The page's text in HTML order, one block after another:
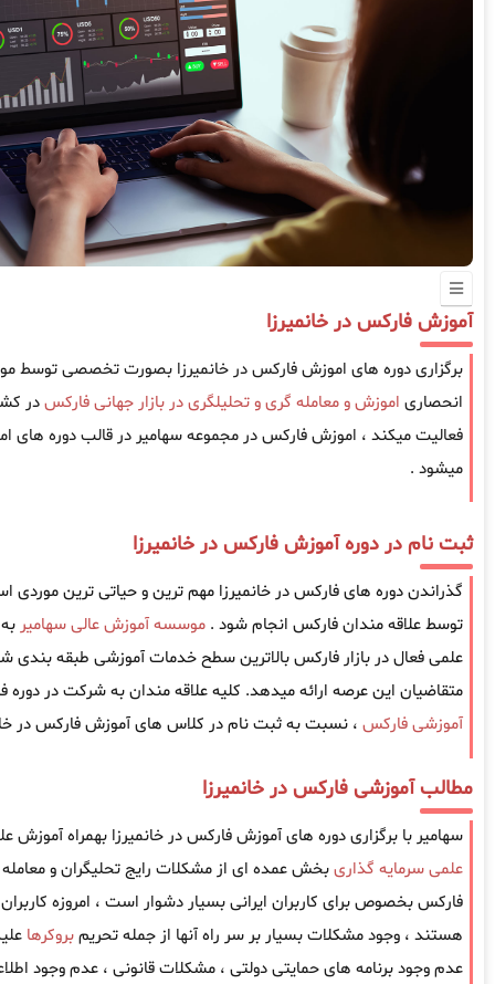
آموزش فارکس در خانمیرزا
برگزاری دوره های اموزش فارکس در خانمیرزا بصورت تخصصی توسط
انحصاری اموزش و معامله گری و تحلیلگری در بازار جهانی فارکس
فعالیت میکند ، اموزش فارکس در مجموعه سهامیر در قالب دوره های
میشود .
ثبت نام در دوره آموزش فارکس در خانمیرزا
گذراندن دوره های فارکس در خانمیرزا مهم ترین و حیاتی ترین موردی
توسط علاقه مندان فارکس انجام شود . موسسه آموزش عالی سهامیر
علمی فعال در بازار فارکس بالاترین سطح خدمات آموزشی طبقه بندی
متقاضیان این عرصه ارائه میدهد. کلیه علاقه مندان به شرکت در دوره
آموزشی فارکس ، نسبت به ثبت نام در کلاس های آموزش فارکس در
مطالب آموزشی فارکس در خانمیرزا
سهامیر با برگزاری دوره های آموزش فارکس در خانمیرزا بهمراه آموزش
علمی سرمایه گذاریبخش عمده ای از مشکلات رایج تحلیگران و
فارکس بخصوص برای کاربران ایرانی بسیار دشوار است ، امروزه کاربران
هستند ، وجود مشکلات بسیار بر سر راه آنها از جمله تحریمبروکرها
عدم وجود برنامه های حمایتی دولتی ، مشکلات قانونی ، عدم وجود